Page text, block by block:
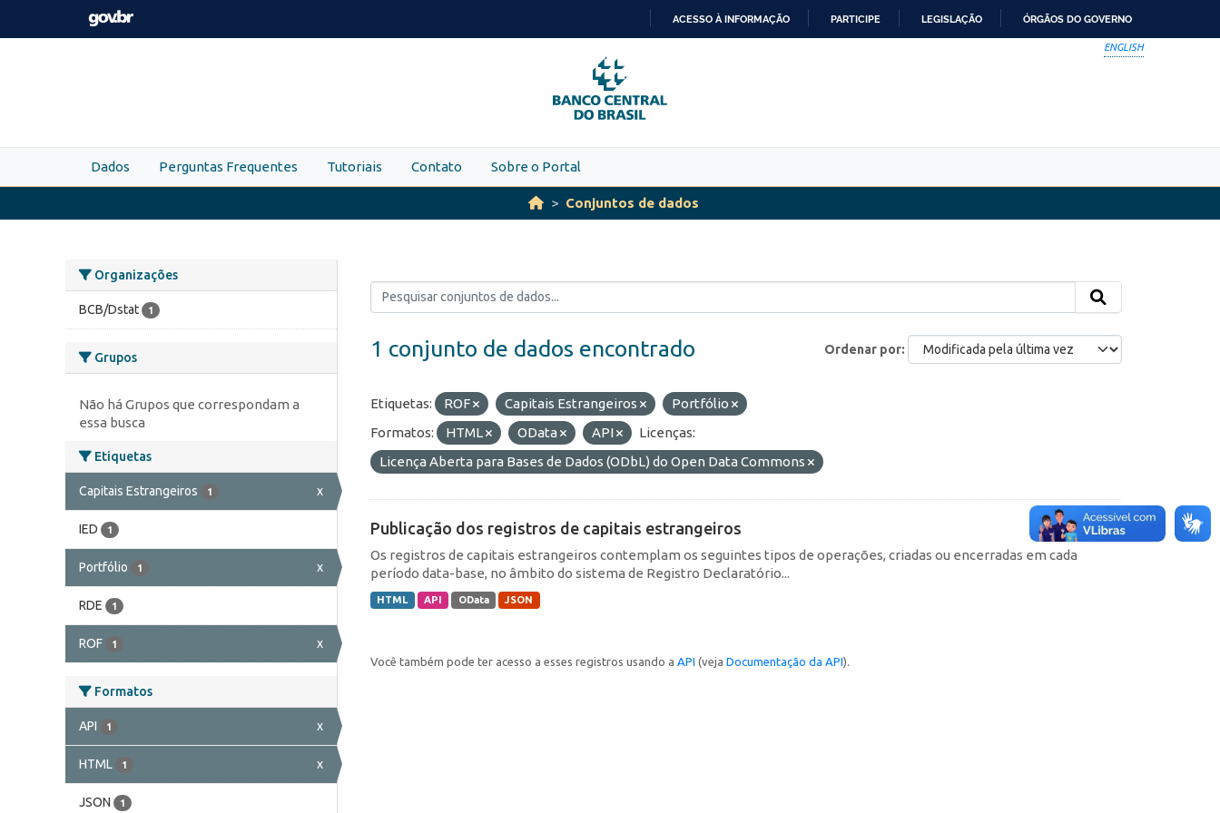
Skip to main content
PARA
O
CONTEÚDO
ACESSO À INFORMAÇÃO PARTICIPE LEGISLAÇÃO ÓRGÃOS DO GOVERNO
ENGLISH
Dados Perguntas Frequentes Tutoriais Contato Sobre o Portal
Conjuntos de dados
Organizações
BCB/Dstat 1
Grupos
Não há Grupos que correspondam a
essa busca
Etiquetas
Capitais Estrangeiros 1 x
IED 1
Portfólio 1 x
RDE 1
ROF 1 x
Formatos
API 1 x
HTML 1 x
JSON 1
Ordenar por
1 conjunto de dados encontrado
Etiquetas: ROF Capitais Estrangeiros
Portfólio
Formatos:
HTML OData API
Licenças:
Licença Aberta para Bases de Dados (ODbL) do Open Data Commons
Publicação dos registros de capitais estrangeiros
Os registros de capitais estrangeiros contemplam os seguintes tipos de operações, criadas ou encerradas em cada
período data-base, no âmbito do sistema de Registro Declaratório...
HTML API OData JSON
Você também pode ter acesso a esses registros usando a API (veja Documentação da API).